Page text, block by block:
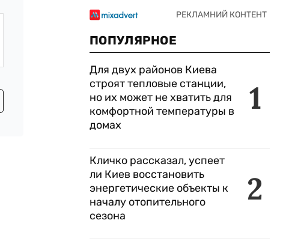
ПОПУЛЯРНОЕ
1
Для двух районов Киева
строят тепловые станции,
но их может не хватить для
комфортной температуры в
домах
2
Кличко рассказал, успеет
ли Киев восстановить
энергетические объекты к
началу отопительного
сезона